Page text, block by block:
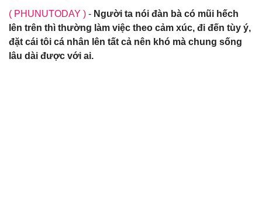
( PHUNUTODAY ) - Người ta nói đàn bà có mũi hếch
lên trên thì thường làm việc theo cảm xúc, đi đến tùy ý,
đặt cái tôi cá nhân lên tất cả nên khó mà chung sống
lâu dài được với ai.